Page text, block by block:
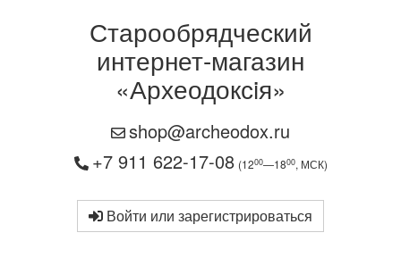
Старообрядческий
интернет-магазин
«Археодоксiя»
shop@archeodox.ru
+7 911 622-17-08 (1200—1800, МСК)
Войти или зарегистрироваться